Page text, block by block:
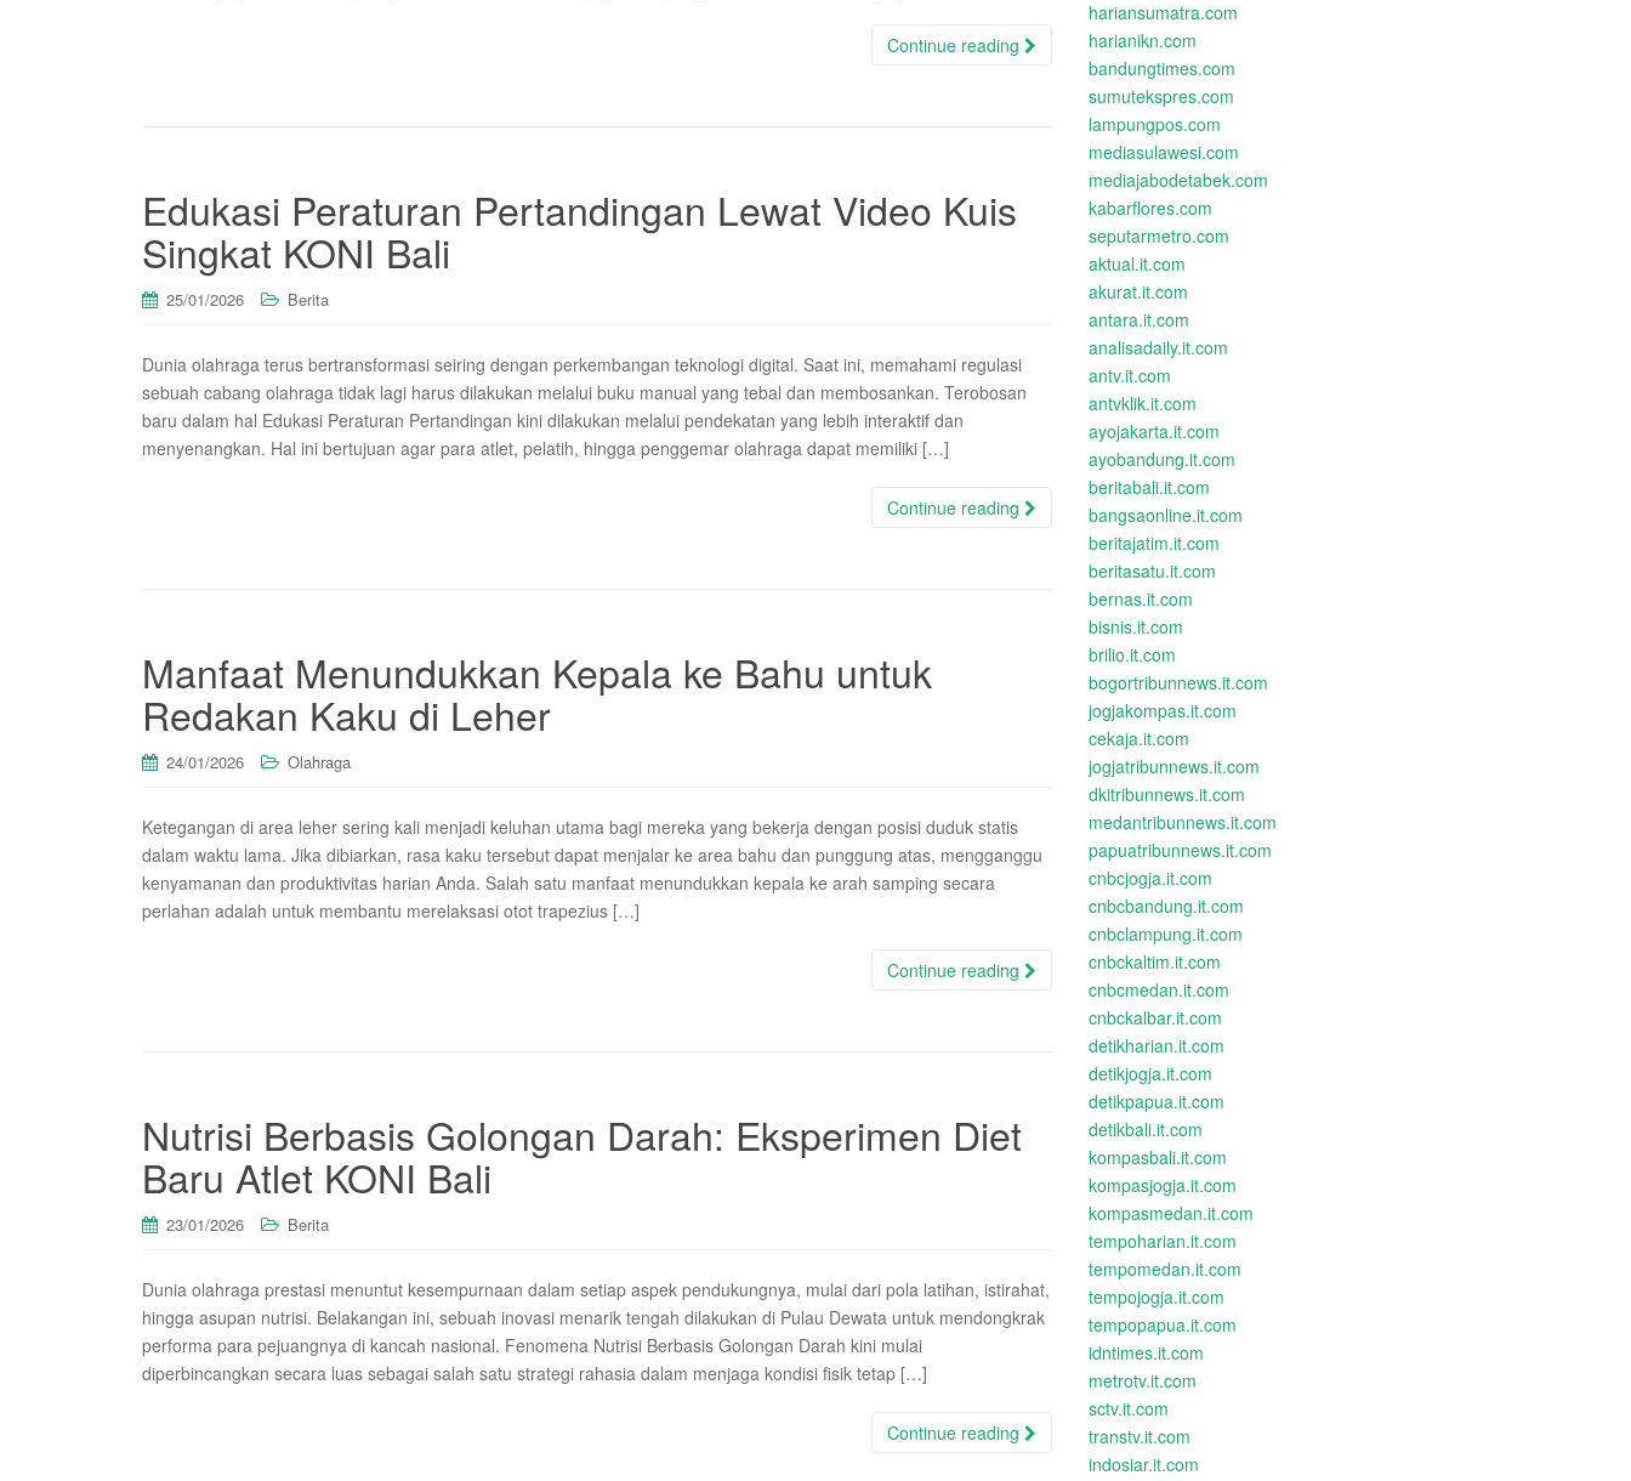
Continue reading
Edukasi Peraturan Pertandingan Lewat Video Kuis
Singkat KONI Bali
25/01/2026 Berita
Dunia olahraga terus bertransformasi seiring dengan perkembangan teknologi digital. Saat ini, memahami regulasi
sebuah cabang olahraga tidak lagi harus dilakukan melalui buku manual yang tebal dan membosankan. Terobosan
baru dalam hal Edukasi Peraturan Pertandingan kini dilakukan melalui pendekatan yang lebih interaktif dan
menyenangkan. Hal ini bertujuan agar para atlet, pelatih, hingga penggemar olahraga dapat memiliki […]
Continue reading
Manfaat Menundukkan Kepala ke Bahu untuk
Redakan Kaku di Leher
24/01/2026 Olahraga
Ketegangan di area leher sering kali menjadi keluhan utama bagi mereka yang bekerja dengan posisi duduk statis
dalam waktu lama. Jika dibiarkan, rasa kaku tersebut dapat menjalar ke area bahu dan punggung atas, mengganggu
kenyamanan dan produktivitas harian Anda. Salah satu manfaat menundukkan kepala ke arah samping secara
perlahan adalah untuk membantu merelaksasi otot trapezius […]
Continue reading
Nutrisi Berbasis Golongan Darah: Eksperimen Diet
Baru Atlet KONI Bali
23/01/2026 Berita
Dunia olahraga prestasi menuntut kesempurnaan dalam setiap aspek pendukungnya, mulai dari pola latihan, istirahat,
hingga asupan nutrisi. Belakangan ini, sebuah inovasi menarik tengah dilakukan di Pulau Dewata untuk mendongkrak
performa para pejuangnya di kancah nasional. Fenomena Nutrisi Berbasis Golongan Darah kini mulai
diperbincangkan secara luas sebagai salah satu strategi rahasia dalam menjaga kondisi fisik tetap […]
Continue reading
hariansumatra.com
harianikn.com
bandungtimes.com
sumutekspres.com
lampungpos.com
mediasulawesi.com
mediajabodetabek.com
kabarflores.com
seputarmetro.com
aktual.it.com
akurat.it.com
antara.it.com
analisadaily.it.com
antv.it.com
antvklik.it.com
ayojakarta.it.com
ayobandung.it.com
beritabali.it.com
bangsaonline.it.com
beritajatim.it.com
beritasatu.it.com
bernas.it.com
bisnis.it.com
brilio.it.com
bogortribunnews.it.com
jogjakompas.it.com
cekaja.it.com
jogjatribunnews.it.com
dkitribunnews.it.com
medantribunnews.it.com
papuatribunnews.it.com
cnbcjogja.it.com
cnbcbandung.it.com
cnbclampung.it.com
cnbckaltim.it.com
cnbcmedan.it.com
cnbckalbar.it.com
detikharian.it.com
detikjogja.it.com
detikpapua.it.com
detikbali.it.com
kompasbali.it.com
kompasjogja.it.com
kompasmedan.it.com
tempoharian.it.com
tempomedan.it.com
tempojogja.it.com
tempopapua.it.com
idntimes.it.com
metrotv.it.com
sctv.it.com
transtv.it.com
indosiar.it.com